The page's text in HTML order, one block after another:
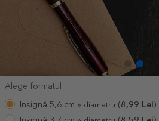
Alege formatul
Insignă 5,6 cm » diametru ( 8,99 Lei )